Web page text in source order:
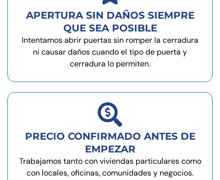
APERTURA SIN DAÑOS SIEMPRE
QUE SEA POSIBLE
Intentamos abrir puertas sin romper la cerradura
ni causar daños cuando el tipo de puerta y
cerradura lo permiten.
PRECIO CONFIRMADO ANTES DE
EMPEZAR
Trabajamos tanto con viviendas particulares como
con locales, oficinas, comunidades y negocios.